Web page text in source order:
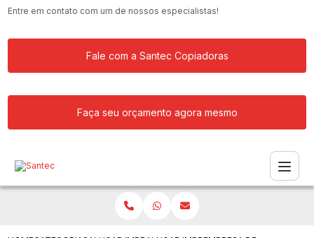
Entre em contato com um de nossos especialistas!
Fale com a Santec Copiadoras
Faça seu orçamento agora mesmo